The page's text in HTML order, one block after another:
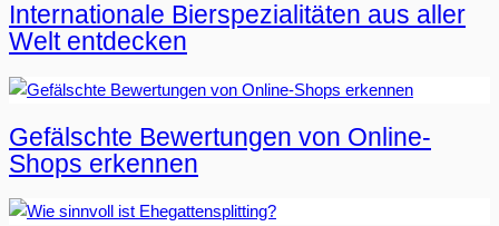
Internationale Bierspezialitäten aus aller
Welt entdecken
Gefälschte Bewertungen von Online-
Shops erkennen